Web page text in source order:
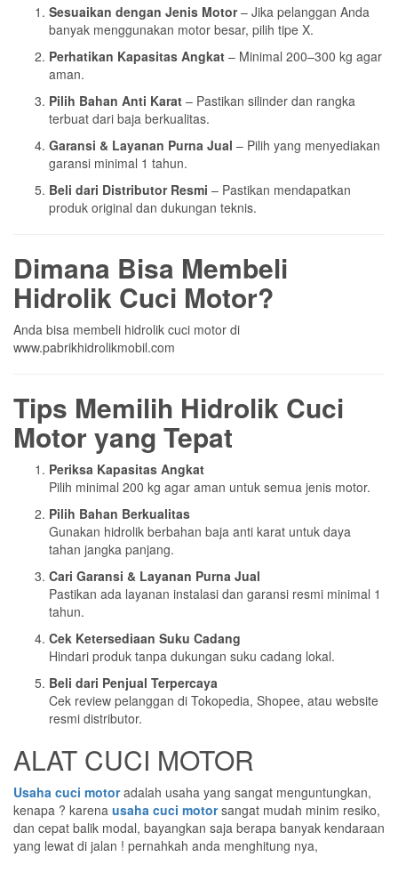
Sesuaikan dengan Jenis Motor– Jika pelanggan Anda
banyak menggunakan motor besar, pilih tipe X.
Perhatikan Kapasitas Angkat – Minimal 200–300 kg agar
aman.
Pilih Bahan Anti Karat – Pastikan silinder dan rangka
terbuat dari baja berkualitas.
Garansi & Layanan Purna Jual – Pilih yang menyediakan
garansi minimal 1 tahun.
Beli dari Distributor Resmi – Pastikan mendapatkan
produk original dan dukungan teknis.
Dimana Bisa Membeli
Hidrolik Cuci Motor?
Anda bisa membeli hidrolik cuci motor di
www.pabrikhidrolikmobil.com
Tips Memilih Hidrolik Cuci
Motor yang Tepat
Periksa Kapasitas Angkat
Pilih minimal 200 kg agar aman untuk semua jenis motor.
Pilih Bahan Berkualitas
Gunakan hidrolik berbahan baja anti karat untuk daya
tahan jangka panjang.
Cari Garansi & Layanan Purna Jual
Pastikan ada layanan instalasi dan garansi resmi minimal 1
tahun.
Cek Ketersediaan Suku Cadang
Hindari produk tanpa dukungan suku cadang lokal.
Beli dari Penjual Terpercaya
Cek review pelanggan di Tokopedia, Shopee, atau website
resmi distributor.
ALAT CUCI MOTOR
Usaha cuci motoradalah usaha yang sangat menguntungkan,
kenapa ? karena usaha cuci motorsangat mudah minim resiko,
dan cepat balik modal, bayangkan saja berapa banyak kendaraan
yang lewat di jalan ! pernahkah anda menghitung nya,